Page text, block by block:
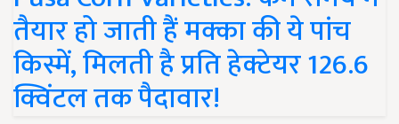
तैयार हो जाती हैं मक्का की ये पांच
किस्में, मिलती है प्रति हेक्टेयर 126.6
क्विंटल तक पैदावार!